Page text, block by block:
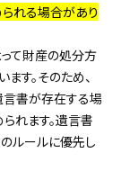
れる場合があり
て財産の処分方
す。そのため、
書が存在する場
れます。遺言書
ルールに優先し